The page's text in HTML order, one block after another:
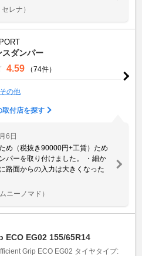
レナ）
スダンパー
4.59 （74件）
その他
取付店を探す
6日
め（税抜き90000円+工賃）ため
パーを取り付けました。 ・細か
路面からの入力は大きくなった
ニーノマド）
ECO EG02 155/65R14
Grip ECO EG02 タイヤタイプ: